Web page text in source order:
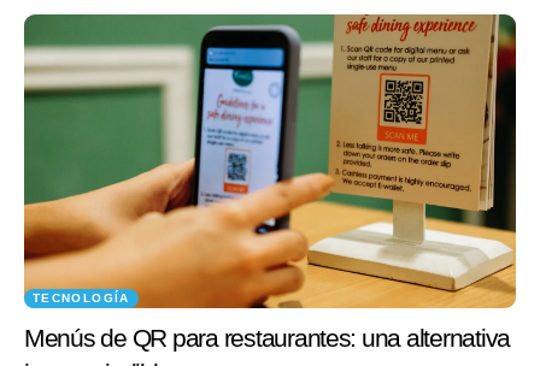
TECNOLOGÍA
Menús de QR para restaurantes: una alternativa